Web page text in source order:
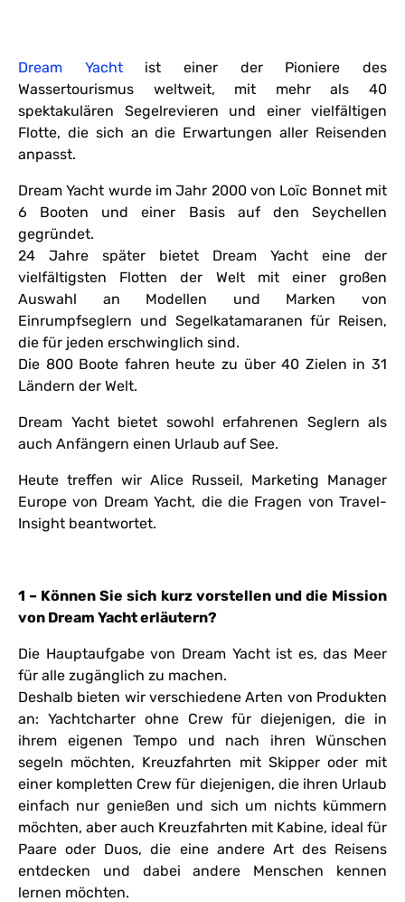
Dream Yachtist einer der Pioniere des
Wassertourismus weltweit, mit mehr als 40
spektakulären Segelrevieren und einer vielfältigen
Flotte, die sich an die Erwartungen aller Reisenden
anpasst.
Dream Yacht wurde im Jahr 2000 von Loïc Bonnet mit
6 Booten und einer Basis auf den Seychellen
gegründet.
24 Jahre später bietet Dream Yacht eine der
vielfältigsten Flotten der Welt mit einer großen
Auswahl an Modellen und Marken von
Einrumpfseglern und Segelkatamaranen für Reisen,
die für jeden erschwinglich sind.
Die 800 Boote fahren heute zu über 40 Zielen in 31
Ländern der Welt.
Dream Yacht bietet sowohl erfahrenen Seglern als
auch Anfängern einen Urlaub auf See.
Heute treffen wir Alice Russeil, Marketing Manager
Europe von Dream Yacht, die die Fragen von Travel-
Insight beantwortet.
1 – Können Sie sich kurz vorstellen und die Mission
von Dream Yacht erläutern?
Die Hauptaufgabe von Dream Yacht ist es, das Meer
für alle zugänglich zu machen.
Deshalb bieten wir verschiedene Arten von Produkten
an: Yachtcharter ohne Crew für diejenigen, die in
ihrem eigenen Tempo und nach ihren Wünschen
segeln möchten, Kreuzfahrten mit Skipper oder mit
einer kompletten Crew für diejenigen, die ihren Urlaub
einfach nur genießen und sich um nichts kümmern
möchten, aber auch Kreuzfahrten mit Kabine, ideal für
Paare oder Duos, die eine andere Art des Reisens
entdecken und dabei andere Menschen kennen
lernen möchten.